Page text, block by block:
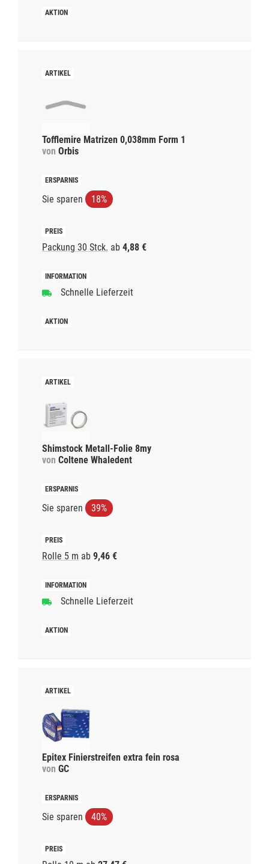
Tofflemire Matrizen 0,038mm Form 1
von Orbis
Sie sparen 18%
Packung 30 Stck. ab 4,88 €
Schnelle Lieferzeit
Shimstock Metall-Folie 8my
von Coltene Whaledent
Sie sparen 39%
Rolle 5 m ab 9,46 €
Schnelle Lieferzeit
Epitex Finierstreifen extra fein rosa
von GC
Sie sparen 40%